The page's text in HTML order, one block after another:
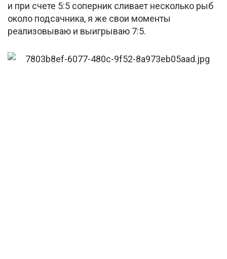
и при счете 5:5 соперник сливает несколько рыб
около подсачника, я же свои моменты
реализовываю и выигрываю 7:5.